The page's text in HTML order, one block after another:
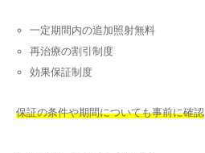
一定期間内の追加照射無料
再治療の割引制度
効果保証制度
保証の条件や期間についても事前に確認